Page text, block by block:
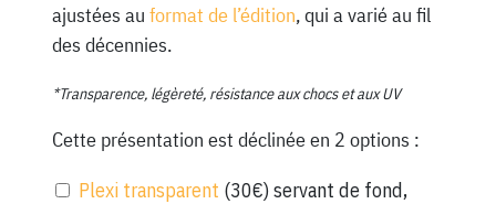
ajustées au format de l’édition, qui a varié au fil
des décennies.
*Transparence, légèreté, résistance aux chocs et aux UV
Cette présentation est déclinée en 2 options :
Plexi transparent (30€) servant de fond,